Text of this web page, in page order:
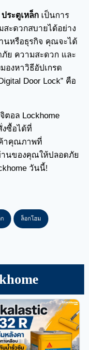
ประตูเหล็ก เป็นการ
ะดวกสบายได้อย่าง
นหรือธุรกิจ คุณจะได้
ย ความสะดวก และ
งหาวิธีอัปเกรด
Door Lock” คือ
อล Lockhome
ซื้อได้ที่
าคุณภาพที่
านของคุณให้ปลอดภัย
วันนี้!
ล็อกโฮม